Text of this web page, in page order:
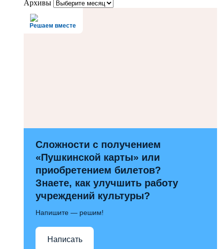
Архивы
Решаем вместе
Сложности с получением
«Пушкинской карты» или
приобретением билетов?
Знаете, как улучшить работу
учреждений культуры?
Напишите — решим!
Написать